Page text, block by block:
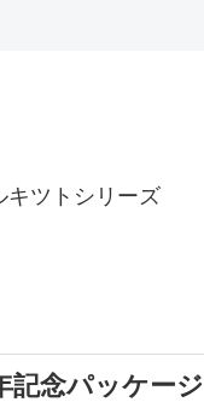
キツトシリーズ
記念パッケージ